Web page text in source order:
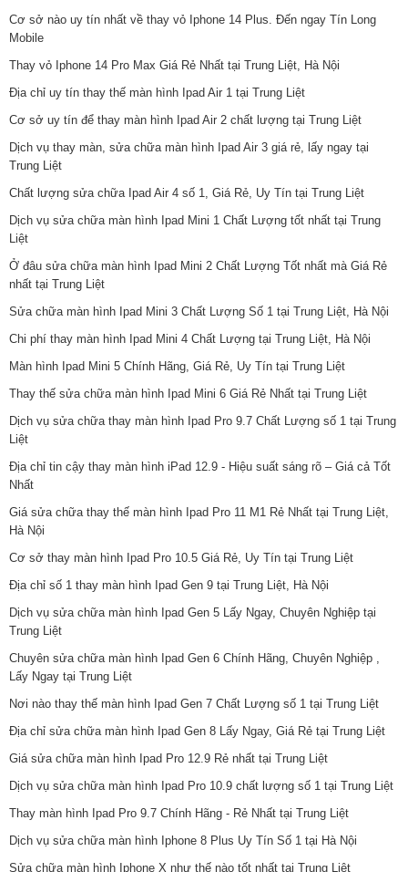
Cơ sở nào uy tín nhất về thay vỏ Iphone 14 Plus. Đến ngay Tín Long
Mobile
Thay vỏ Iphone 14 Pro Max Giá Rẻ Nhất tại Trung Liệt, Hà Nội
Địa chỉ uy tín thay thế màn hình Ipad Air 1 tại Trung Liệt
Cơ sở uy tín để thay màn hình Ipad Air 2 chất lượng tại Trung Liệt
Dịch vụ thay màn, sửa chữa màn hình Ipad Air 3 giá rẻ, lấy ngay tại
Trung Liệt
Chất lượng sửa chữa Ipad Air 4 số 1, Giá Rẻ, Uy Tín tại Trung Liệt
Dịch vụ sửa chữa màn hình Ipad Mini 1 Chất Lượng tốt nhất tại Trung
Liệt
Ở đâu sửa chữa màn hình Ipad Mini 2 Chất Lượng Tốt nhất mà Giá Rẻ
nhất tại Trung Liệt
Sửa chữa màn hình Ipad Mini 3 Chất Lượng Số 1 tại Trung Liệt, Hà Nội
Chi phí thay màn hình Ipad Mini 4 Chất Lượng tại Trung Liệt, Hà Nội
Màn hình Ipad Mini 5 Chính Hãng, Giá Rẻ, Uy Tín tại Trung Liệt
Thay thế sửa chữa màn hình Ipad Mini 6 Giá Rẻ Nhất tại Trung Liệt
Dịch vụ sửa chữa thay màn hình Ipad Pro 9.7 Chất Lượng số 1 tại Trung
Liệt
Địa chỉ tin cậy thay màn hình iPad 12.9 - Hiệu suất sáng rõ – Giá cả Tốt
Nhất
Giá sửa chữa thay thế màn hình Ipad Pro 11 M1 Rẻ Nhất tại Trung Liệt,
Hà Nội
Cơ sở thay màn hình Ipad Pro 10.5 Giá Rẻ, Uy Tín tại Trung Liệt
Địa chỉ số 1 thay màn hình Ipad Gen 9 tại Trung Liệt, Hà Nội
Dịch vụ sửa chữa màn hình Ipad Gen 5 Lấy Ngay, Chuyên Nghiệp tại
Trung Liệt
Chuyên sửa chữa màn hình Ipad Gen 6 Chính Hãng, Chuyên Nghiệp ,
Lấy Ngay tại Trung Liệt
Nơi nào thay thế màn hình Ipad Gen 7 Chất Lượng số 1 tại Trung Liệt
Địa chỉ sửa chữa màn hình Ipad Gen 8 Lấy Ngay, Giá Rẻ tại Trung Liệt
Giá sửa chữa màn hình Ipad Pro 12.9 Rẻ nhất tại Trung Liệt
Dịch vụ sửa chữa màn hình Ipad Pro 10.9 chất lượng số 1 tại Trung Liệt
Thay màn hình Ipad Pro 9.7 Chính Hãng - Rẻ Nhất tại Trung Liệt
Dịch vụ sửa chữa màn hình Iphone 8 Plus Uy Tín Số 1 tại Hà Nội
Sửa chữa màn hình Iphone X như thế nào tốt nhất tại Trung Liệt